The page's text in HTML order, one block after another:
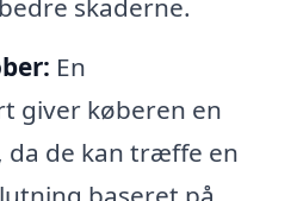
skaderne.
En
giver køberen en
de kan træffe en